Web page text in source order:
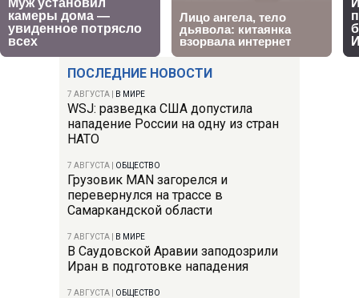
ПОСЛЕДНИЕ НОВОСТИ
7 АВГУСТА В МИРЕ
WSJ: разведка США допустила
нападение России на одну из стран
НАТО
7 АВГУСТА ОБЩЕСТВО
Грузовик MAN загорелся и
перевернулся на трассе в
Самаркандской области
7 АВГУСТА В МИРЕ
В Саудовской Аравии заподозрили
Иран в подготовке нападения
7 АВГУСТА ОБЩЕСТВО